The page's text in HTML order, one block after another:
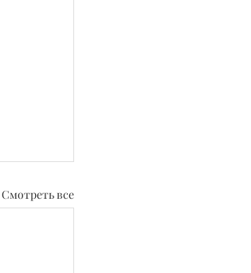
Смотреть все